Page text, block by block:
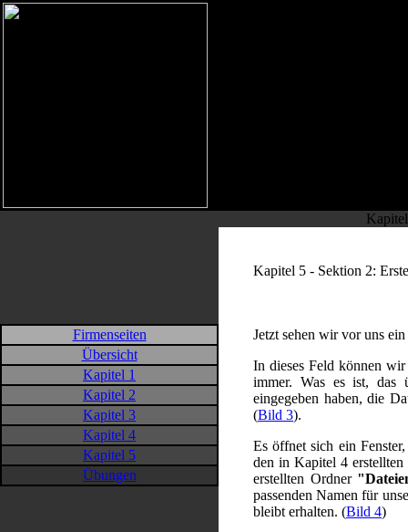
Firmenseiten
Übersicht
Kapitel 1
Kapitel 2
Kapitel 3
Kapitel 4
Kapitel 5
Übungen
Kapitel 5 - Sektion 2:
Jetzt sehen wir vor uns
In dieses Feld können
immer. Was es ist, das
eingegeben haben, die
(Bild 3).
Es öffnet sich ein
den in Kapitel 4
erstellten Ordner
passenden Namen für
bleibt erhalten. (Bild 4)